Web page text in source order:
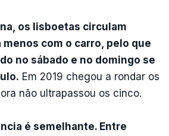
os lisboetas circulam
com o carro, pelo que
no sábado e no domingo se
Em 2019 chegou a rondar os
não ultrapassou os cinco.
é semelhante. Entre